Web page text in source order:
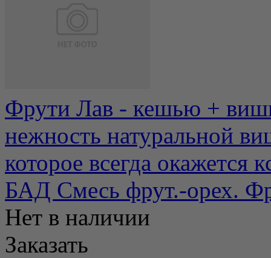
Фрути Лав - кешью +
нежность натуральной
которое всегда окажется
БАД Смесь фрут.-орех.
Нет в наличии
Заказать